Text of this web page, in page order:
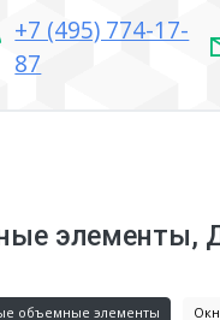
+7 (495) 774-17-
87
элементы,
объемные элементы